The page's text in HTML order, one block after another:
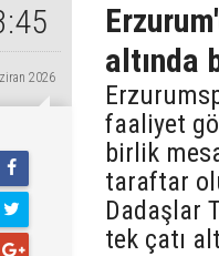
2026
altında
faaliyet
birlik
taraftar
Dadaşlar
tek çatı